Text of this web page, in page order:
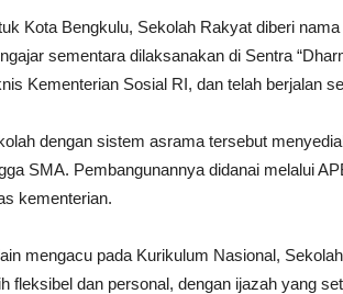
Kota Bengkulu, Sekolah Rakyat diberi
sementara dilaksanakan di Sentra
Kementerian Sosial RI, dan telah berjalan
dengan sistem asrama tersebut
SMA. Pembangunannya didanai melalui
kementerian.
mengacu pada Kurikulum Nasional,
fleksibel dan personal, dengan ijazah yang